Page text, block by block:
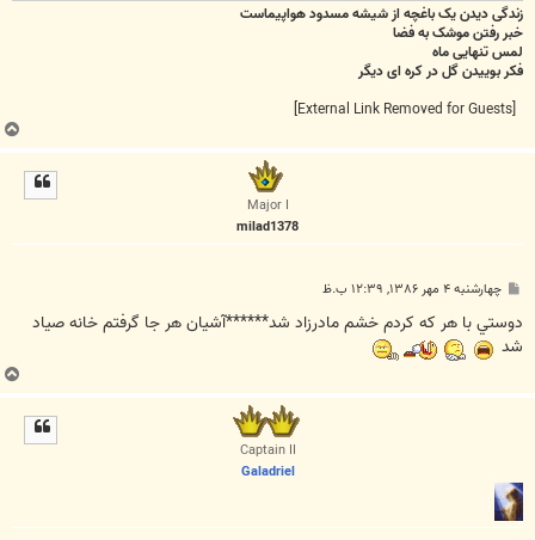
زندگی دیدن یک باغچه از شیشه مسدود هواپیماست
خبر رفتن موشک به فضا
لمس تنهایی ماه
فکر بوییدن گل در کره ای دیگر
ب
ا
Major I
milad1378
پ
ت
چهارشنبه ۴ مهر ۱۳۸۶, ۱۲:۳۹ ب.ظ
دوستي با هر كه كردم خشم مادرزاد شد******آشيان هر جا گرفتم خانه صياد
شد
ب
ا
Captain II
Galadriel